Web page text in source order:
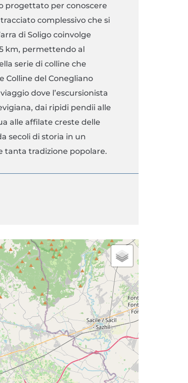
progettato per conoscere
complessivo che si
di Soligo coinvolge
km, permettendo al
serie di colline che
Colline del Conegliano
dove l’escursionista
dai ripidi pendii alle
alle affilate creste delle
secoli di storia in un
tanta tradizione popolare.